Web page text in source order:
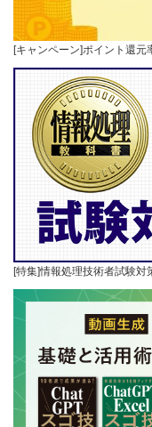
[キャンペーン]ポイント還
[特集]情報処理技術者試験対